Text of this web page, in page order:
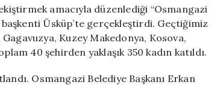
Üsküp’te
Coşkuyla
Gerçekleşti
için
amacıyla düzenlediği “Osmangazi
başkenti Üsküp’te gerçekleştirdi. Geçtiğimiz
Kuzey Makedonya, Kosova,
40 şehirden yaklaşık 350 kadın katıldı.
Osmangazi Belediye Başkanı Erkan